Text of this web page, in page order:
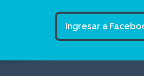
Ingresar a